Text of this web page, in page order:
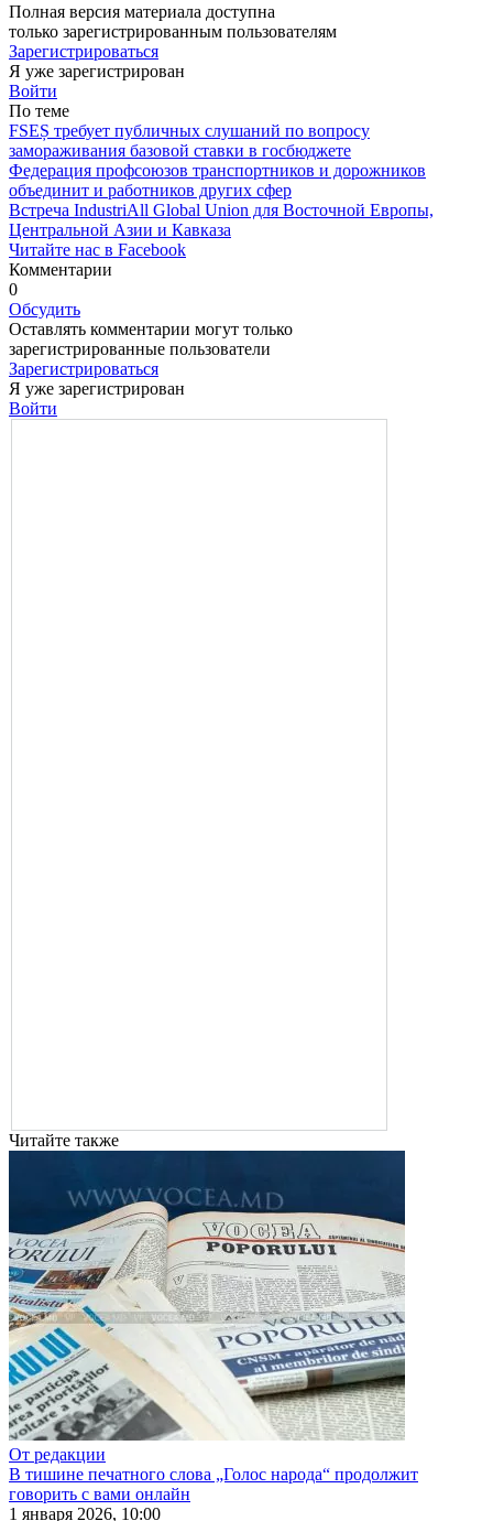
Полная версия материала доступна
только зарегистрированным пользователям
Зарегистрироваться
Я уже зарегистрирован
Войти
По теме
FSEȘ требует публичных слушаний по вопросу
замораживания базовой ставки в госбюджете
Федерация профсоюзов транспортников и дорожников
объединит и работников других сфер
Встреча IndustriAll Global Union для Восточной Европы,
Центральной Азии и Кавказа
Читайте нас в Facebook
Комментарии
0
Обсудить
Оставлять комментарии могут только
зарегистрированные пользователи
Зарегистрироваться
Я уже зарегистрирован
Войти
Читайте также
От редакции
В тишине печатного слова „Голос народа“ продолжит
говорить с вами онлайн
1 января 2026, 10:00